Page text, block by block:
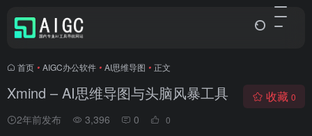
首页 • AIGC办公软件 • AI思维导图 • 正文
Xmind – AI思维导图与头脑风暴工具
2年前发布 3,396 0 0
收藏 0